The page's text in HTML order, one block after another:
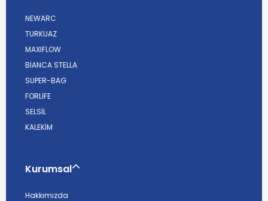
NEWARC
TURKUAZ
MAXIFLOW
BİANCA STELLA
SUPER-BAG
FORLİFE
SELSİL
KALEKİM
Kurumsal
Hakkımızda